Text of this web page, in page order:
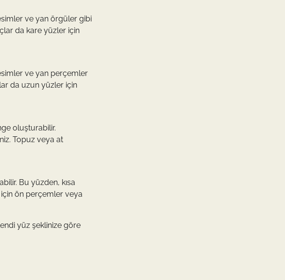
ve yan örgüler gibi
da kare yüzler için
ve yan perçemler
da uzun yüzler için
oluşturabilir.
Topuz veya at
Bu yüzden, kısa
için ön perçemler veya
yüz şeklinize göre